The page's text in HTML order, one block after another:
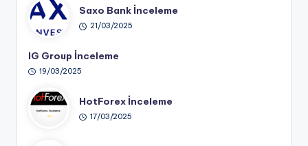
Saxo Bank İnceleme
21/03/2025
IG Group İnceleme
19/03/2025
HotForex İnceleme
17/03/2025